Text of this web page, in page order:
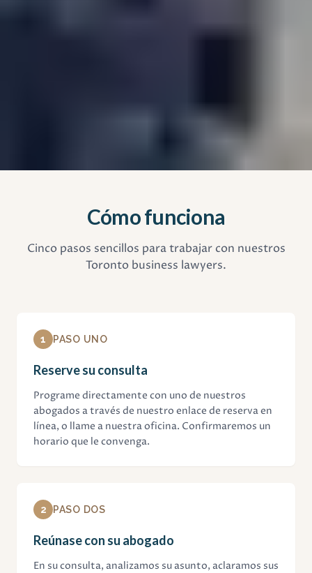
Cómo funciona
Cinco pasos sencillos para trabajar con nuestros
Toronto business lawyers.
1 PASO UNO
Reserve su consulta
Programe directamente con uno de nuestros
abogados a través de nuestro enlace de reserva en
línea, o llame a nuestra oficina. Confirmaremos un
horario que le convenga.
2 PASO DOS
Reúnase con su abogado
En su consulta, analizamos su asunto, aclaramos sus